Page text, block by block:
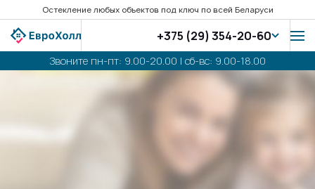
Остекление любых объектов под ключ по всей Беларуси
+375 (29) 354-20-60
Звоните пн-пт: 9.00-20.00 | сб-вс: 9.00-18.00